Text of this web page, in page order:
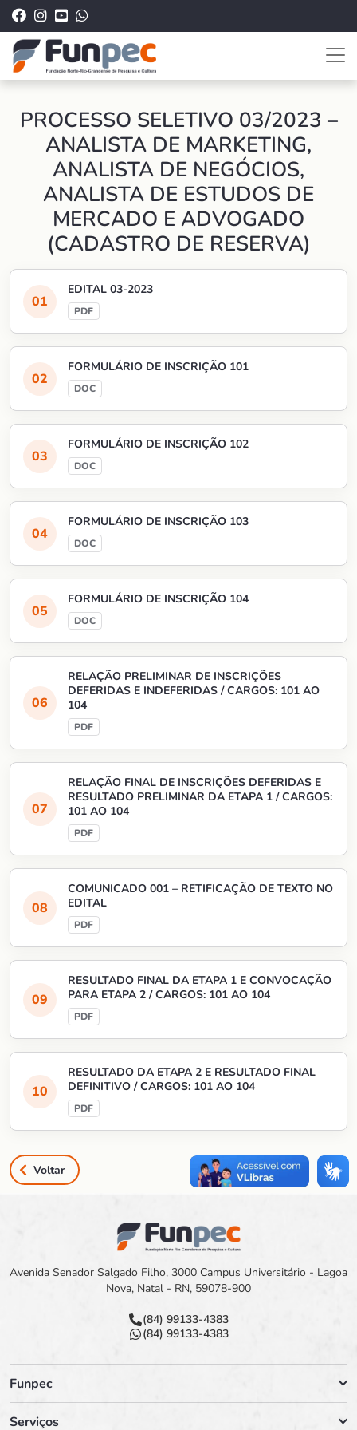
PROCESSO SELETIVO 03/2023 –
ANALISTA DE MARKETING,
ANALISTA DE NEGÓCIOS,
ANALISTA DE ESTUDOS DE
MERCADO E ADVOGADO
(CADASTRO DE RESERVA)
EDITAL 03-2023
FORMULÁRIO DE INSCRIÇÃO 101
FORMULÁRIO DE INSCRIÇÃO 102
FORMULÁRIO DE INSCRIÇÃO 103
FORMULÁRIO DE INSCRIÇÃO 104
RELAÇÃO PRELIMINAR DE INSCRIÇÕES
DEFERIDAS E INDEFERIDAS / CARGOS: 101 AO
104
RELAÇÃO FINAL DE INSCRIÇÕES DEFERIDAS E
RESULTADO PRELIMINAR DA ETAPA 1 / CARGOS:
101 AO 104
COMUNICADO 001 – RETIFICAÇÃO DE TEXTO NO
EDITAL
RESULTADO FINAL DA ETAPA 1 E CONVOCAÇÃO
PARA ETAPA 2 / CARGOS: 101 AO 104
RESULTADO DA ETAPA 2 E RESULTADO FINAL
DEFINITIVO / CARGOS: 101 AO 104
Voltar
Avenida Senador Salgado Filho, 3000 Campus Universitário - Lagoa
Nova, Natal - RN, 59078-900
(84) 99133-4383
(84) 99133-4383
Funpec
Serviços